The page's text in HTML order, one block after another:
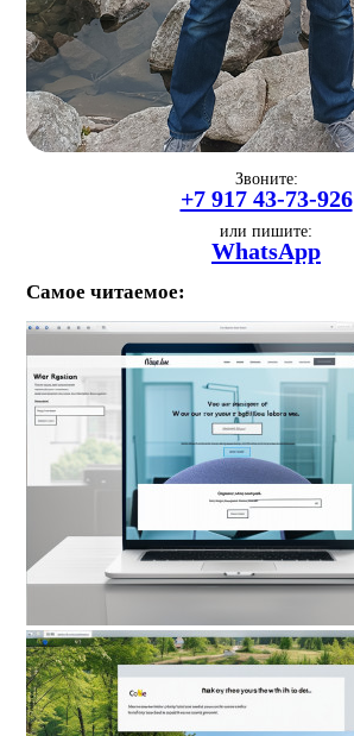
Звоните:
+7 917 43-73-926
или пишите:
WhatsApp
Самое читаемое: